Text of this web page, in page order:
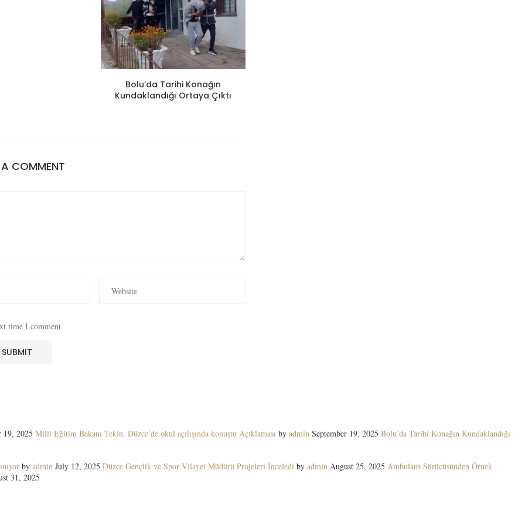
Bolu’da Tarihi Konağın
Kundaklandığı Ortaya Çıktı
A COMMENT
time I comment.
19, 2025 Milli Eğitim Bakanı Tekin, Düzce’de okul açılışında konuştu Açıklaması by admin September 19, 2025 Bolu’da Tarihi Konağın Kundaklandığı
by admin July 12, 2025 Düzce Gençlik ve Spor Vilayet Müdürü Projeleri İnceledi by admin August 25, 2025 Ambulans Sürücüsünden Örnek
31, 2025